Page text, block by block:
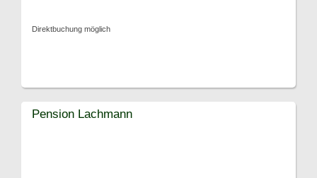
Direktbuchung möglich
Pension Lachmann